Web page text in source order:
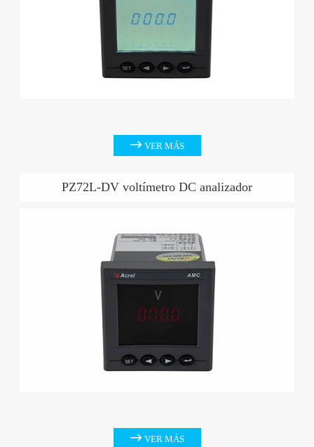
 VER MÁS
PZ72L-DV voltímetro DC analizador
 VER MÁS